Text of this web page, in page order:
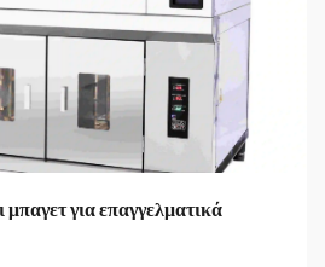
μπαγετ για επαγγελματικά